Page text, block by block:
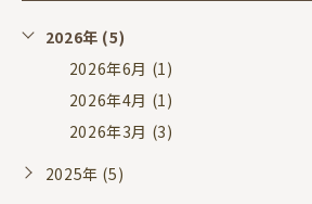
2026年 (5)
2026年6月 (1)
2026年4月 (1)
2026年3月 (3)
2025年 (5)